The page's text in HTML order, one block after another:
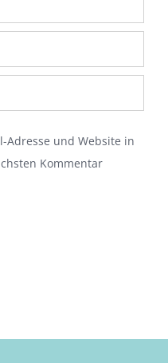
Adresse und Website in
Kommentar